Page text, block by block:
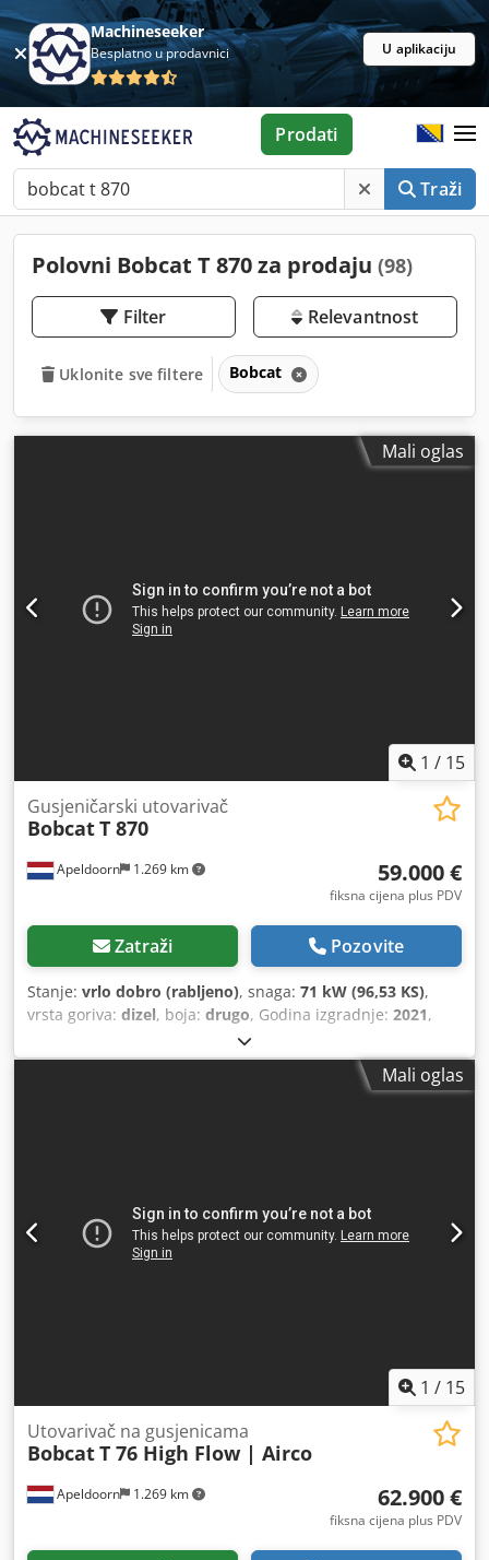
Machineseeker
Besplatno u prodavnici U aplikaciju
Traži
Prodati
Polovni Bobcat T 870 za prodaju (98)
Filter Relevantnost
Uklonite sve filtere Bobcat
Mali oglas
1 / 15
Apeldoorn 1.269 km
Gusjeničarski utovarivač
BobcatT 870
59.000 €
fiksna cijena plus PDV
Zatraži Pozovite
Stanje: vrlo dobro (rabljeno), snaga: 71 kW (96,53 KS),
vrsta goriva: dizel, boja: drugo, Godina izgradnje: 2021,
klima-uređaj
Mali oglas
1 / 15
Apeldoorn 1.269 km
Utovarivač na gusjenicama
BobcatT 76 High Flow | Airco
62.900 €
fiksna cijena plus PDV